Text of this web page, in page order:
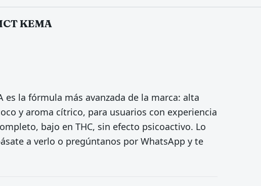
KEMA
es la fórmula más avanzada de la marca: alta
y aroma cítrico, para usuarios con experiencia
bajo en THC, sin efecto psicoactivo. Lo
a verlo o pregúntanos por WhatsApp y te